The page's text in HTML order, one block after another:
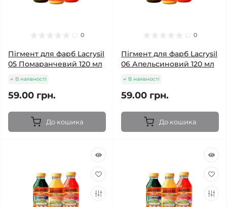
0
Пігмент для фарб Lacrysil
05 Помаранчевий 120 мл
В наявності
59.00 грн.
До кошика
0
Пігмент для фарб Lacrysil
06 Апельсиновий 120 мл
В наявності
59.00 грн.
До кошика